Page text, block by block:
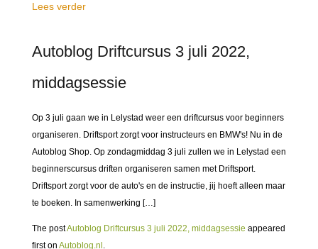
Lees verder
Autoblog Driftcursus 3 juli 2022,
middagsessie
Op 3 juli gaan we in Lelystad weer een driftcursus voor beginners
organiseren. Driftsport zorgt voor instructeurs en BMW's! Nu in de
Autoblog Shop. Op zondagmiddag 3 juli zullen we in Lelystad een
beginnerscursus driften organiseren samen met Driftsport.
Driftsport zorgt voor de auto's en de instructie, jij hoeft alleen maar
te boeken. In samenwerking […]
The postAutoblog Driftcursus 3 juli 2022, middagsessie appeared
first on Autoblog.nl .